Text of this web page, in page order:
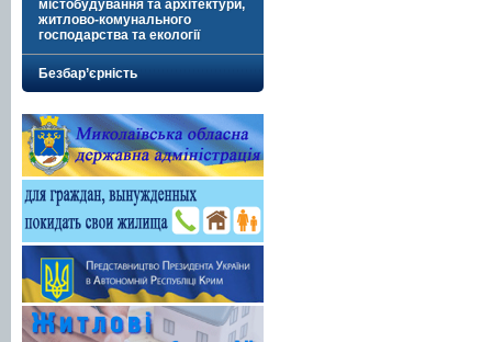
містобудування та архітектури,
житлово-комунального
господарства та екології
Безбар’єрність